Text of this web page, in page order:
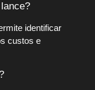
identificar
custos e